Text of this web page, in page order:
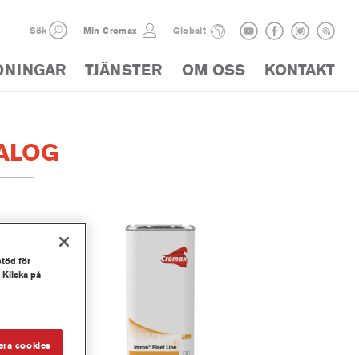
Sök Min Cromax Globalt
TJÄNSTER OM OSS KONTAKT
för
på
cookies